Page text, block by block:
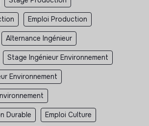
Emploi Production
Alternance Ingénieur
Stage Ingénieur Environnement
Environnement
Durable Emploi Culture